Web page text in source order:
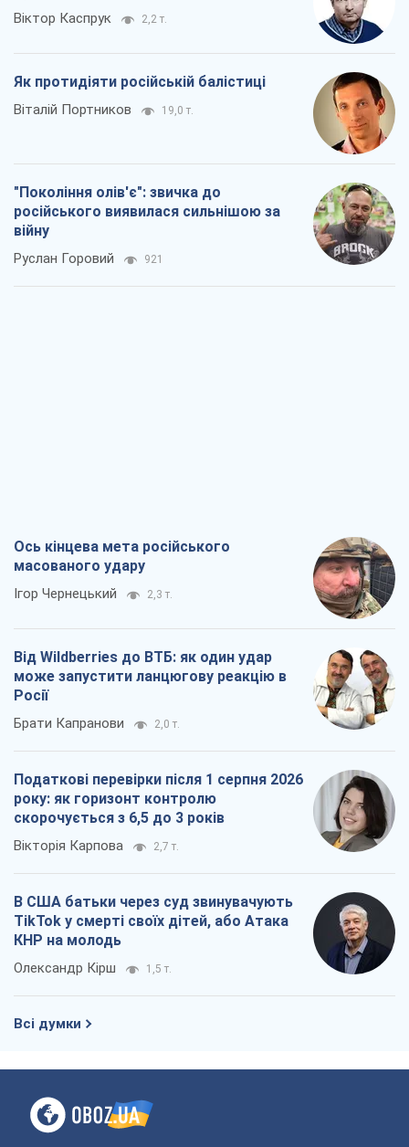
Віктор Каспрук 2,2 т.
Як протидіяти російській балістиці
Віталій Портников 19,0 т.
"Покоління олів'є": звичка до
російського виявилася сильнішою за
війну
Руслан Горовий 921
Ось кінцева мета російського
масованого удару
Ігор Чернецький 2,3 т.
Від Wildberries до ВТБ: як один удар
може запустити ланцюгову реакцію в
Росії
Брати Капранови 2,0 т.
Податкові перевірки після 1 серпня 2026
року: як горизонт контролю
скорочується з 6,5 до 3 років
Вікторія Карпова 2,7 т.
В США батьки через суд звинувачують
TikTok у смерті своїх дітей, або Атака
КНР на молодь
Олександр Кірш 1,5 т.
Всі думки